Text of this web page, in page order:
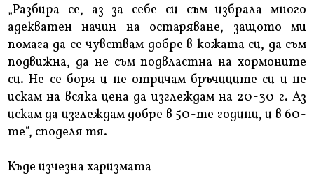
„Разбира се, аз за себе си съм избрала много
адекватен начин на остаряване, защото ми
помага да се чувствам добре в кожата си, да съм
подвижна, да не съм подвластна на хормоните
си. Не се боря и не отричам бръчиците си и не
искам на всяка цена да изглеждам на 20-30 г. Аз
искам да изглеждам добре в 50-те години, и в 60-
те“, споделя тя.
Къде изчезна харизмата